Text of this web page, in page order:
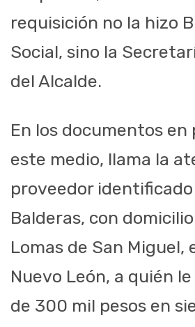
requisición no la hizo
Social, sino la
del Alcalde.
En los documentos en
este medio, llama la
proveedor identificado
Balderas, con
Lomas de San Miguel,
Nuevo León, a quién
de 300 mil pesos en